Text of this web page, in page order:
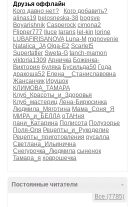
Друзья оффлайн
Кого давно нет?
Кого добавить?
alinas19 belosneska-38 bogsve
Boyarishnik Casperock cimona2
Flipper777
Iluce larans lel-kin lorine
LUBAFIRISANOVA Luna-M mgnovenie
Natalica_JA Olga-E2 Scarlet5
Supertatler Sweta-G tanch-mamon
viktoria1309 Арничка Боженка-
Виктория буляка Бусильда50 Года
дракоша52 Елена__Станиславовна
Жансанчик Ирушок
КЛИМОВА_ТАМАРА
Клуб_Красоты_и_Здоровья
Клуб_мастериц Лена-Бирюсинка
Людмила_Мяготина Мама_Соня_Я
МИРА_и_БЕЛЛА оТАНня
пани_Катарина Полисота Полузорье
Поля-Оля Рецепты_и_Рукоделие
Рецепты_приготовления русалла
Светлана_Ильинична
Снегурочка_Людмила сыненок
Тамара_я ховрошечка
-
Постоянные читатели
Все (7785)